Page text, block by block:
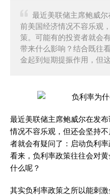
最近美联储主席鲍威
前美国经济情况不容乐观
策。可能有的投资者就会
带来什么影响？结合既往
金起到短期提振作用，但
最近美联储主席鲍威尔在发
情况不容乐观，但还会坚持
者就会有疑问了：启动负利
看来，负利率政策往往会对
什么呢？
其实负利率政策之所以能刺